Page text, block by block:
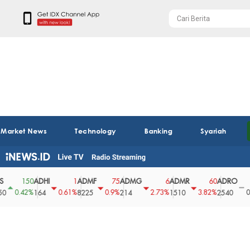
Market News Technology Banking Syariah
0.42%
ADHI
164
0.61%
ADMF
8225
0.9%
ADMG
214
2.73%
ADMR
1510
3.82%
ADRO
2540
0%
43